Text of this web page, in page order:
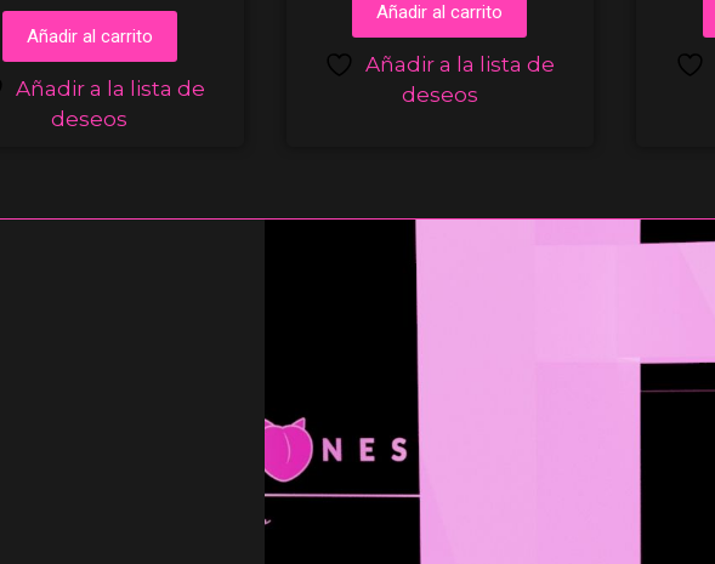
Añadir al carrito
Añadir a la lista de
deseos
Añadir al carrito
Añadir a la lista de
deseos